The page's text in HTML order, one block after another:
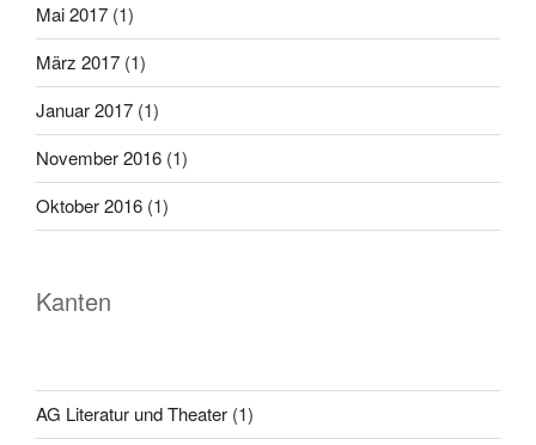
Mai 2017 (1)
März 2017 (1)
Januar 2017 (1)
November 2016 (1)
Oktober 2016 (1)
Kanten
AG Literatur und Theater (1)